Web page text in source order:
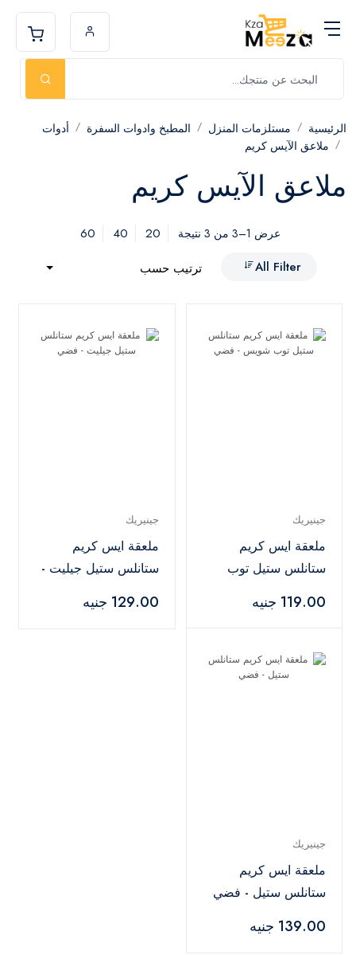
الرئيسية مستلزمات المنزل المطبخ وادوات السفرة
أدوات
ملاعق الآيس كريم
ملاعق الآيس كريم
عرض 1–3 من 3 نتيجة 20
40
60
All Filter
ترتيب حسب
جينيريك
ملعقة ايس كريم
ستانلس ستيل توب
119.00 جنيه
جينيريك
ملعقة ايس كريم
ستانلس ستيل جيليت -
129.00 جنيه
جينيريك
ملعقة ايس كريم
ستانلس ستيل - فضي
139.00 جنيه